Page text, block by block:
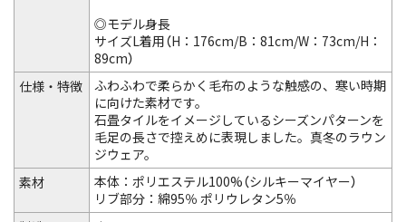
◎モデル身長
サイズL着用（H：176cm/B：81cm/W：73cm/H：
89cm）
仕様・特徴
ふわふわで柔らかく毛布のような触感の、寒い時期
に向けた素材です。
石畳タイルをイメージしているシーズンパターンを
毛足の長さで控えめに表現しました。真冬のラウン
ジウェア。
素材
本体：ポリエステル100%（シルキーマイヤー）
リブ部分：綿95％ ポリウレタン5％